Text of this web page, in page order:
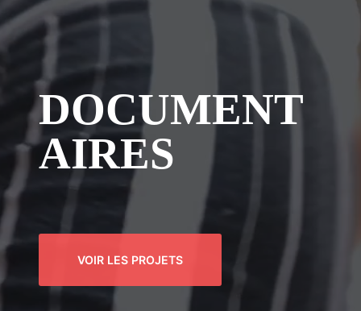
DOCUMENT
AIRES
VOIR LES PROJETS